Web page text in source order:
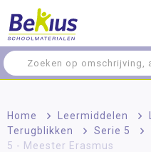
Home > Leermiddelen >
Terugblikken
> Serie 5 >
5 - Meester Erasmus